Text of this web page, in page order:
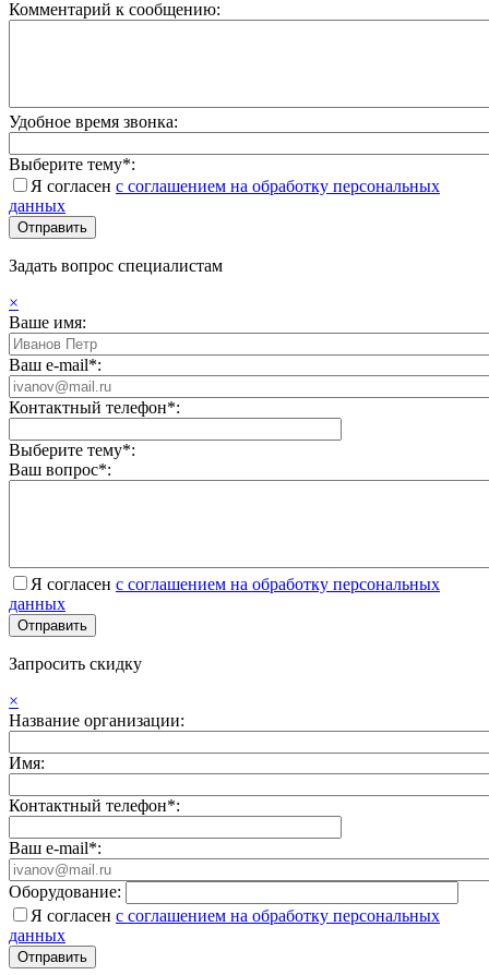
Комментарий к сообщению:
Удобное время звонка:
Выберите тему*:
Я согласен с соглашением на обработку персональных
данных
Задать вопрос специалистам
×
Ваше имя:
Ваш e-mail*:
Контактный телефон*:
Выберите тему*:
Ваш вопрос*:
Я согласен с соглашением на обработку персональных
данных
Запросить скидку
×
Название организации:
Имя:
Контактный телефон*:
Ваш e-mail*:
Оборудование:
Я согласен с соглашением на обработку персональных
данных